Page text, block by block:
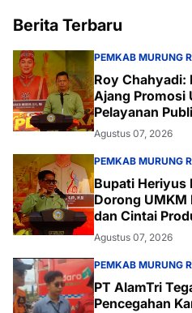
Berita Terbaru
PEMKAB MURUNG
Roy Chahyadi:
Ajang Promosi
Pelayanan
Agustus 07, 2026
PEMKAB MURUNG
Bupati Heriyus
Dorong UMKM
dan Cintai
Agustus 07, 2026
PEMKAB MURUNG
PT AlamTri
Pencegahan